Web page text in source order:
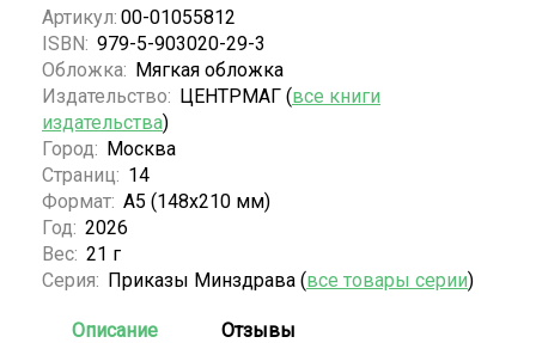
Артикул: 00-01055812
ISBN: 979-5-903020-29-3
Обложка: Мягкая обложка
Издательство: ЦЕНТРМАГ (все книги
издательства)
Город: Москва
Страниц: 14
Формат: А5 (148x210 мм)
Год: 2026
Вес: 21 г
Серия: Приказы Минздрава (все товары серии)
Описание Отзывы